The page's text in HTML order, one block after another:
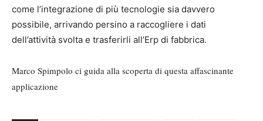
come l’integrazione di più tecnologie sia davvero
possibile, arrivando persino a raccogliere i dati
dell’attività svolta e trasferirli all’Erp di fabbrica.
Marco Spimpolo ci guida alla scoperta di questa affascinante
applicazione